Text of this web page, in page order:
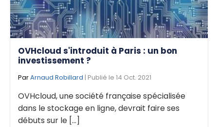
OVHcloud s'introduit à Paris : un bon
investissement ?
ParArnaud Robillard | Publié le 14 Oct. 2021
OVHcloud, une société française spécialisée
dans le stockage en ligne, devrait faire ses
débuts sur le [...]